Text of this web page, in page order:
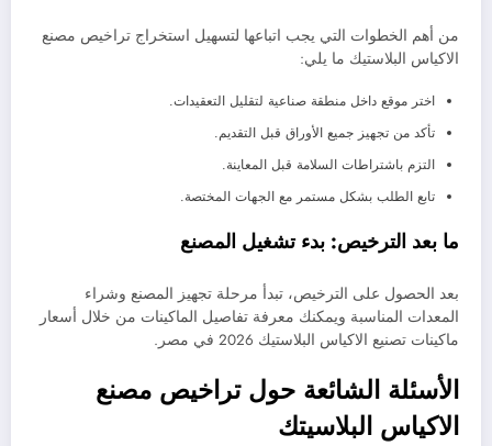
من أهم الخطوات التي يجب اتباعها لتسهيل استخراج تراخيص مصنع
الاكياس البلاستيك ما يلي:
اختر موقع داخل منطقة صناعية لتقليل التعقيدات.
تأكد من تجهيز جميع الأوراق قبل التقديم.
التزم باشتراطات السلامة قبل المعاينة.
تابع الطلب بشكل مستمر مع الجهات المختصة.
ما بعد الترخيص: بدء تشغيل المصنع
بعد الحصول على الترخيص، تبدأ مرحلة تجهيز المصنع وشراء
المعدات المناسبة ويمكنك معرفة تفاصيل الماكينات من خلال أسعار
ماكينات تصنيع الاكياس البلاستيك 2026 في مصر.
الأسئلة الشائعة حول تراخيص مصنع
الاكياس البلاسيتك